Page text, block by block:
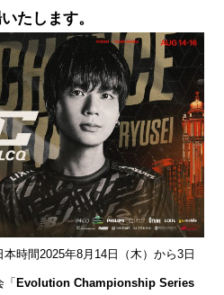
たします。
本時間2025年8月14日（木）から3日
「Evolution Championship Series